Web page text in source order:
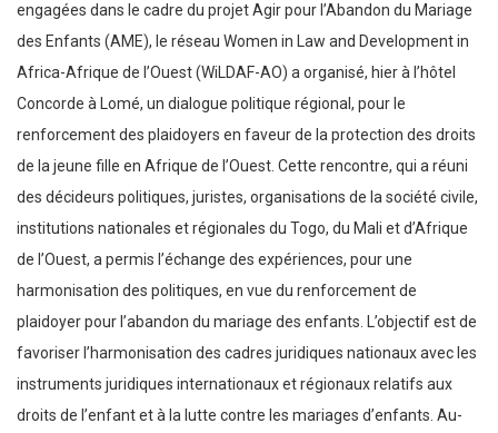
engagées dans le cadre du projet Agir pour l’Abandon du Mariage
des Enfants (AME), le réseau Women in Law and Development in
Africa-Afrique de l’Ouest (WiLDAF-AO) a organisé, hier à l’hôtel
Concorde à Lomé, un dialogue politique régional, pour le
renforcement des plaidoyers en faveur de la protection des droits
de la jeune fille en Afrique de l’Ouest. Cette rencontre, qui a réuni
des décideurs politiques, juristes, organisations de la société civile,
institutions nationales et régionales du Togo, du Mali et d’Afrique
de l’Ouest, a permis l’échange des expériences, pour une
harmonisation des politiques, en vue du renforcement de
plaidoyer pour l’abandon du mariage des enfants. L’objectif est de
favoriser l’harmonisation des cadres juridiques nationaux avec les
instruments juridiques internationaux et régionaux relatifs aux
droits de l’enfant et à la lutte contre les mariages d’enfants. Au-